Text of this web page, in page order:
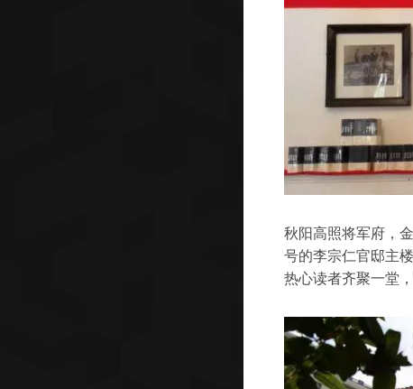
秋阳高照将军府，
号的李宗仁官邸主
热心读者齐聚一堂